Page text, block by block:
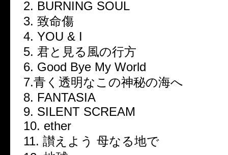
2. BURNING SOUL
3. 致命傷
4. YOU & I
5. 君と見る風の行方
6. Good Bye My World
7.青く透明なこの神秘の海へ
8. FANTASIA
9. SILENT SCREAM
10. ether
11. 讃えよう 母なる地で